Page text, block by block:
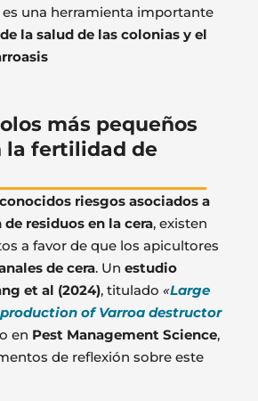
es una herramienta importante
la salud de las colonias y el
más pequeños
la fertilidad de
riesgos asociados a
residuos en la cera, existen
a favor de que los apicultores
de cera. Un estudio
et al (2024), titulado «Large
of Varroa destructor
en Pest Management Science,
de reflexión sobre este